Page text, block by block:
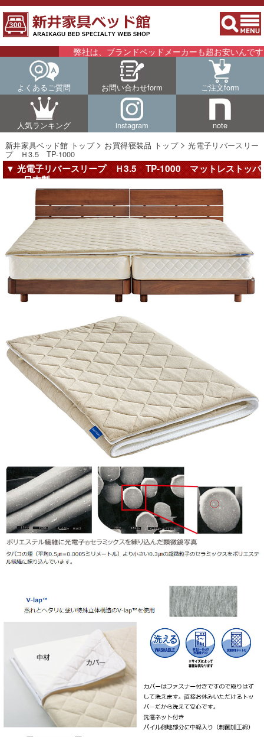
弊社は、ブランドベッドメーカーも超お安いんです！！
よくあるご質問 お問い合わせform ご注文form
人気ランキング instagram
note
新井家具ベッド館 トップ
お買得寝装品 トップ 光電子リバースリー
プ Ｈ3.5 TP-1000
▼ 光電子リバースリープ Ｈ3.5 TP-1000 マットレストッパ
ー 日本製